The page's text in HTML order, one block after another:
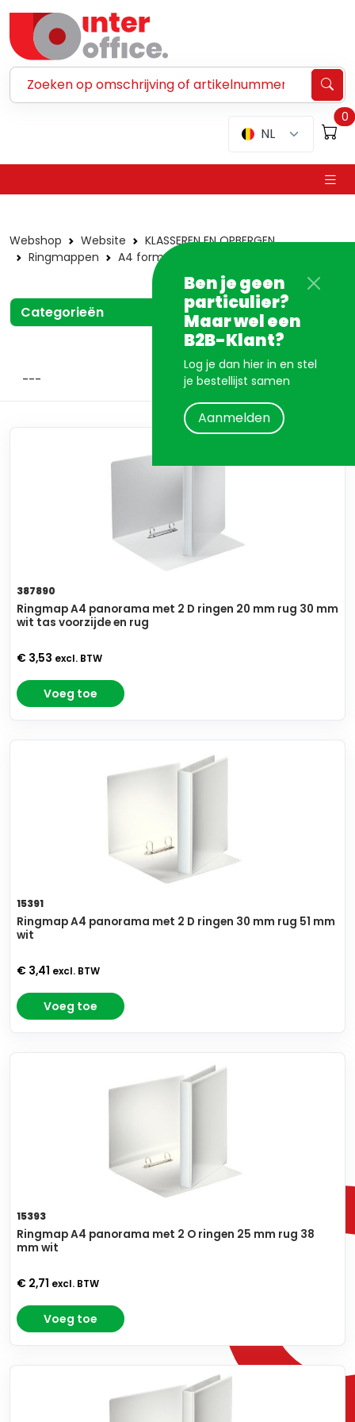
NL
0
Ben je geen
particulier?
Maar wel een
B2B-Klant?
Log je dan hier in en stel
je bestellijst samen
Aanmelden
Webshop Website
KLASSEREN EN OPBERGEN
Ringmappen
A4 formaat
Categorieën
387890
Ringmap A4 panorama met 2 D ringen 20 mm rug 30 mm
wit tas voorzijde en rug
€ 3,53 excl. BTW
Voeg toe
15391
Ringmap A4 panorama met 2 D ringen 30 mm rug 51 mm
wit
€ 3,41 excl. BTW
Voeg toe
15393
Ringmap A4 panorama met 2 O ringen 25 mm rug 38
mm wit
€ 2,71 excl. BTW
Voeg toe